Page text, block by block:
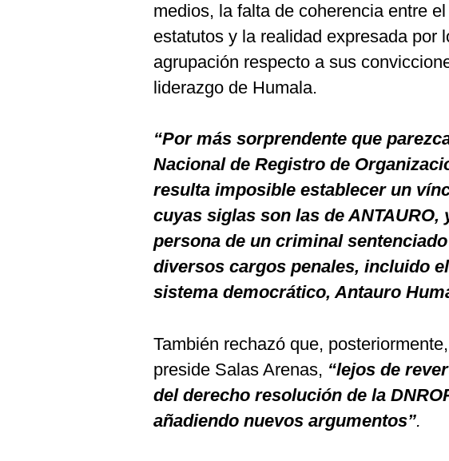
medios, la falta de coherencia entre
estatutos y la realidad expresada por
agrupación respecto a sus
liderazgo de Humala.
“Por más sorprendente que
Nacional de Registro de
resulta imposible establecer un
cuyas siglas son las de ANTAURO,
persona de un criminal
diversos cargos penales, incluido
sistema democrático, Antauro
También rechazó que,
preside Salas Arenas, “lejos de
del derecho resolución de la
añadiendo nuevos argumentos”.